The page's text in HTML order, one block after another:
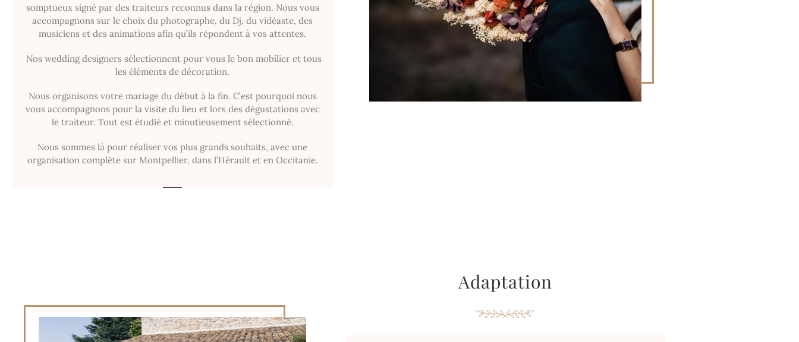
somptueux signé par des traiteurs reconnus dans la région. Nous vous
accompagnons sur le choix du photographe, du Dj, du vidéaste, des
musiciens et des animations afin qu’ils répondent à vos attentes.
Nos wedding designers sélectionnent pour vous le bon mobilier et tous
les éléments de décoration.
Nous organisons votre mariage du début à la fin. C’est pourquoi nous
vous accompagnons pour la visite du lieu et lors des dégustations avec
le traiteur. Tout est étudié et minutieusement sélectionné.
Nous sommes là pour réaliser vos plus grands souhaits, avec une
organisation complète sur Montpellier, dans l’Hérault et en Occitanie.
Adaptation